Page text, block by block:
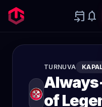
event_upcoming notifications
TURNUVA
of